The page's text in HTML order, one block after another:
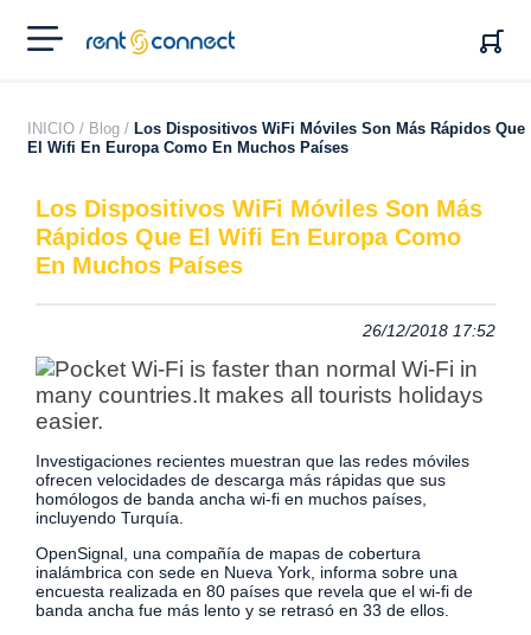
RENT'N
CONNECT
INICIO / Blog / Los Dispositivos WiFi Móviles Son Más Rápidos Que
El Wifi En Europa Como En Muchos Países
Los Dispositivos WiFi Móviles Son Más
Rápidos Que El Wifi En Europa Como
En Muchos Países
26/12/2018 17:52
Investigaciones recientes muestran que las redes móviles
ofrecen velocidades de descarga más rápidas que sus
homólogos de banda ancha wi-fi en muchos países,
incluyendo Turquía.
OpenSignal, una compañía de mapas de cobertura
inalámbrica con sede en Nueva York, informa sobre una
encuesta realizada en 80 países que revela que el wi-fi de
banda ancha fue más lento y se retrasó en 33 de ellos.